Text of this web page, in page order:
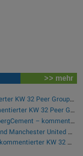
>> mehr
Henkel und 3M vs. Unilever und Beiersdorf – kommentierter KW 32 Peer Group Watch Konsumgüter
Mayr-Melnhof und Palfinger vs. RHI und Andritz – kommentierter KW 32 Peer Group Watch Zykliker Österreich
Saint Gobain und Wienerberger vs. Bilfinger und HeidelbergCement – kommentierter KW 32 Peer Group Watch Bau & Baustoffe
Garmin und adidas vs. World Wrestling Entertainment und Manchester United – kommentierter KW 32 Peer Group Watch Sport
Pfizer und Amgen vs. GlaxoSmithKline und Medigene – kommentierter KW 32 Peer Group Watch Pharma, Chemie, Biotech, Arznei & Gesundheit